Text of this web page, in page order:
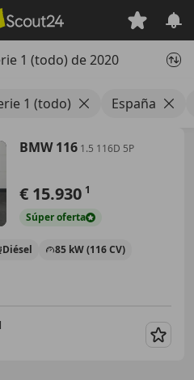
1 (todo) de 2020
1 (todo) España
BMW 116 1.5 116D 5P
€ 15.930 1
Súperoferta
Diésel 85 kW (116 CV)